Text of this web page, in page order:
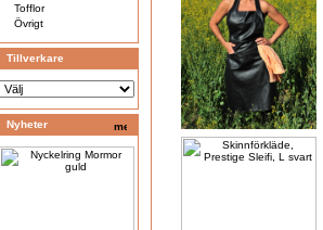
Tofflor
Övrigt
Tillverkare
Nyheter